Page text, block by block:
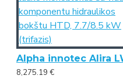
8,275.19 €